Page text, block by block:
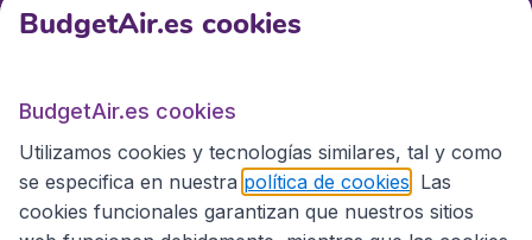
Sitios internacionales
BudgetAir.es cookies
BudgetAir.es cookies
Utilizamos cookies y tecnologías similares, tal y como
se especifica en nuestra política de cookies . Las
cookies funcionales garantizan que nuestros sitios